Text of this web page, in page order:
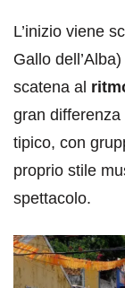
L’inizio viene
Gallo
scatena al
gran
tipico, con
proprio stile
spettacolo.